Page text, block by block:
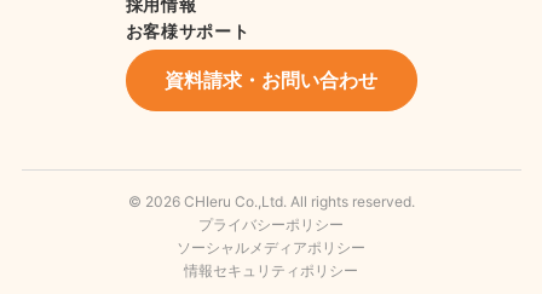
お客様サポート
資料請求・お問い合わせ
© 2026 CHIeru Co.,Ltd. All rights reserved.
プライバシーポリシー
ソーシャルメディアポリシー
情報セキュリティポリシー